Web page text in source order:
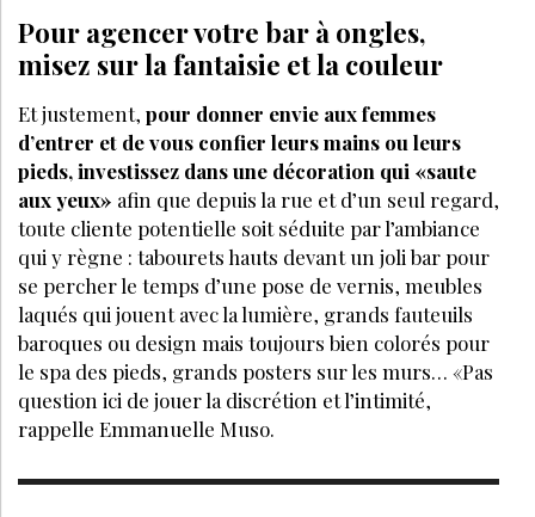
Pour agencer votre bar à ongles,
misez sur la fantaisie et la couleur
Et justement, pour donner envie aux femmes
d’entrer et de vous confier leurs mains ou leurs
pieds, investissez dans une décoration qui «saute
aux yeux» afin que depuis la rue et d’un seul regard,
toute cliente potentielle soit séduite par l’ambiance
qui y règne : tabourets hauts devant un joli bar pour
se percher le temps d’une pose de vernis, meubles
laqués qui jouent avec la lumière, grands fauteuils
baroques ou design mais toujours bien colorés pour
le spa des pieds, grands posters sur les murs… «Pas
question ici de jouer la discrétion et l’intimité,
rappelle Emmanuelle Muso.